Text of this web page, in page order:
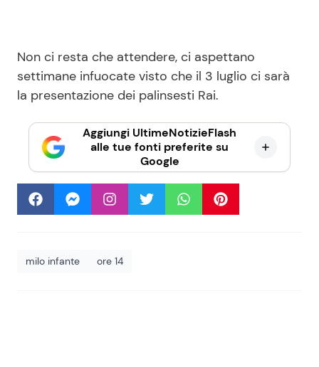
Non ci resta che attendere, ci aspettano
settimane infuocate visto che il 3 luglio ci sarà
la presentazione dei palinsesti Rai.
Aggiungi UltimeNotizieFlash
alle tue fonti preferite su
Google
milo infante ore 14